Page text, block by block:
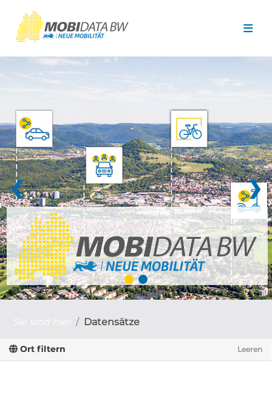
❮ ❯
Datensätze
Ort filtern Leeren